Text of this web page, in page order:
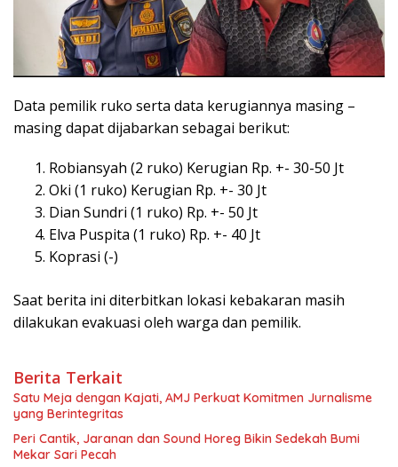
Data pemilik ruko serta data kerugiannya masing –
masing dapat dijabarkan sebagai berikut:
Robiansyah (2 ruko) Kerugian Rp. +- 30-50 Jt
Oki (1 ruko) Kerugian Rp. +- 30 Jt
Dian Sundri (1 ruko) Rp. +- 50 Jt
Elva Puspita (1 ruko) Rp. +- 40 Jt
Koprasi (-)
Saat berita ini diterbitkan lokasi kebakaran masih
dilakukan evakuasi oleh warga dan pemilik.
Berita Terkait
Satu Meja dengan Kajati, AMJ Perkuat Komitmen Jurnalisme
yang Berintegritas
Peri Cantik, Jaranan dan Sound Horeg Bikin Sedekah Bumi
Mekar Sari Pecah